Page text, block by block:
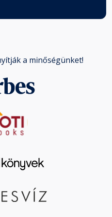
a minőségünket!